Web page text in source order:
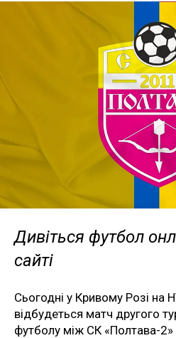
Дивіться футбол
сайті
Сьогодні у Кривому Розі на
відбудеться матч другого
футболу між СК «Полтава-2»